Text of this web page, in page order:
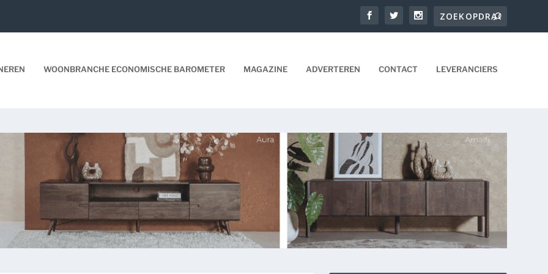
WOONBRANCHE ECONOMISCHE BAROMETER MAGAZINE ADVERTEREN CONTACT LEVERANCIERS